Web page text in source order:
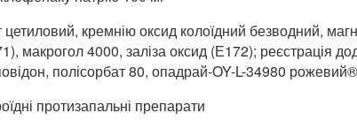
кремнію оксид колоїдний безводний,
макрогол 4000, заліза оксид (Е172); реєстрація
полісорбат 80, опадрай-OY-L-34980 рожевий®
протизапальні препарати